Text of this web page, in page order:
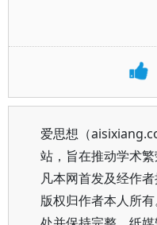
爱思想（
站，旨在推动学术繁
凡本网首发及经作
版权归作者本人所